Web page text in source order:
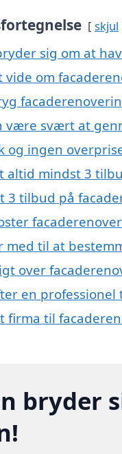
skjul
sig om at
vide om
være svært at
og ingen
altid mindst 3
3 tilbud på
med til at
over
en
firma til
bryder